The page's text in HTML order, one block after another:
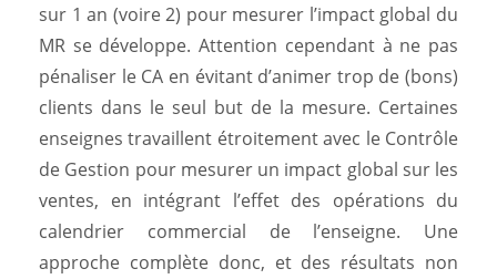
sur 1 an (voire 2) pour mesurer l’impact global du
MR se développe. Attention cependant à ne pas
pénaliser le CA en évitant d’animer trop de (bons)
clients dans le seul but de la mesure. Certaines
enseignes travaillent étroitement avec le Contrôle
de Gestion pour mesurer un impact global sur les
ventes, en intégrant l’effet des opérations du
calendrier commercial de l’enseigne. Une
approche complète donc, et des résultats non